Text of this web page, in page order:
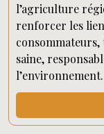
l’agriculture
renforcer les
saine,
l’environnement.